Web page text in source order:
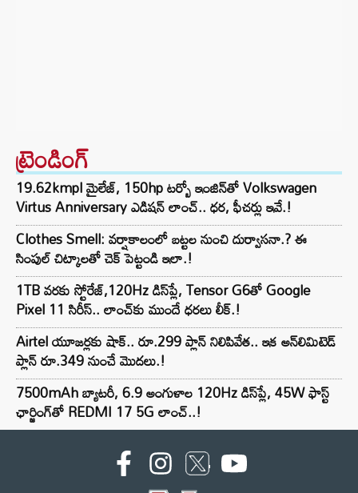
ట్రెండింగ్‌
19.62kmpl మైలేజ్, 150hp టర్బో ఇంజిన్‌తో Volkswagen
Virtus Anniversary ఎడిషన్ లాంచ్.. ధర, ఫీచర్లు ఇవే.!
Clothes Smell: వర్షాకాలంలో బట్టల నుంచి దుర్వాసనా.? ఈ
సింపుల్ చిట్కాలతో చెక్ పెట్టండి ఇలా.!
1TB వరకు స్టోరేజ్,120Hz డిస్‌ప్లే, Tensor G6తో Google
Pixel 11 సిరీస్.. లాంచ్⁭కు ముందే ధరలు లీక్.!
Airtel యూజర్లకు షాక్.. రూ.299 ప్లాన్ నిలిపివేత.. ఇక అన్‌లిమిటెడ్
ప్లాన్ రూ.349 నుంచే మొదలు.!
7500mAh బ్యాటరీ, 6.9 అంగుళాల 120Hz డిస్‌ప్లే, 45W ఫాస్ట్
ఛార్జింగ్‌తో REDMI 17 5G లాంచ్..!